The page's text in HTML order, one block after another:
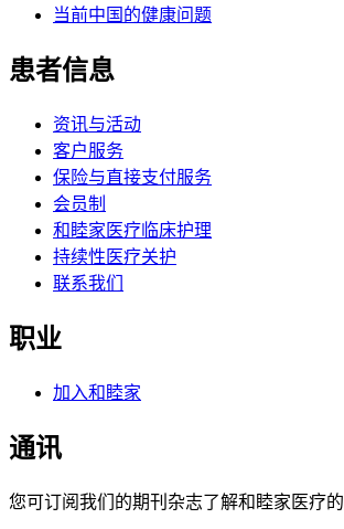
当前中国的健康问题
患者信息
资讯与活动
客户服务
保险与直接支付服务
会员制
和睦家医疗临床护理
持续性医疗关护
联系我们
职业
加入和睦家
通讯
您可订阅我们的期刊杂志了解和睦家医疗的